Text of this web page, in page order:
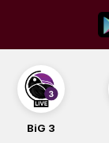
content
BiG 3